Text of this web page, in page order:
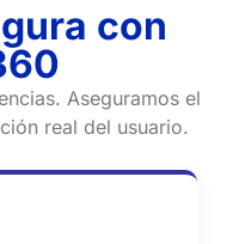
con
Aseguramos el
real del usuario.